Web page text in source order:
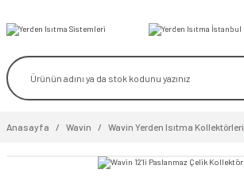
Anasayfa Wavin Wavin Yerden Isıtma Kollektörleri